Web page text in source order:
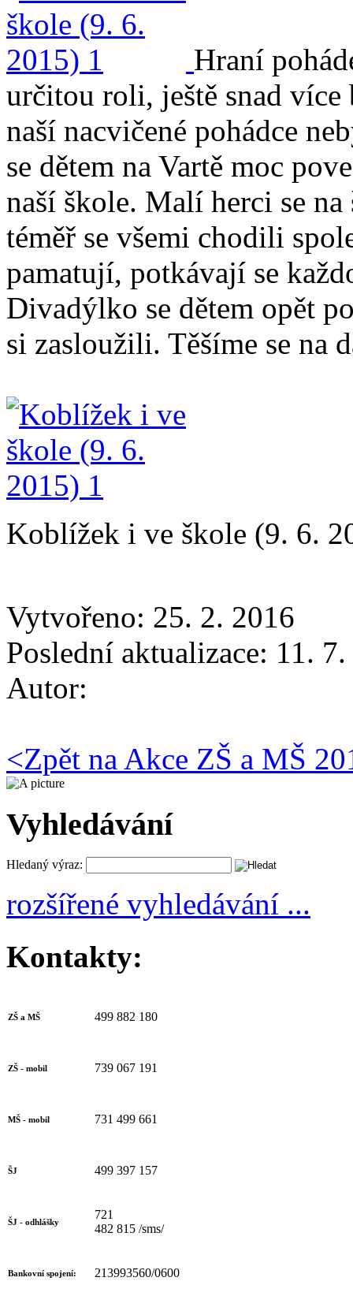
Hraní
určitou roli, ještě snad
naší nacvičené pohádce
se dětem na Vartě moc
naší škole. Malí herci se
téměř se všemi chodili
pamatují, potkávají se
Divadýlko se dětem opět
si zasloužili. Těšíme se na
Koblížek i ve škole (9. 6.
Vytvořeno: 25. 2. 2016
Poslední aktualizace: 11.
Autor:
<Zpět na Akce ZŠ a MŠ
Vyhledávání
Hledaný výraz:
rozšířené vyhledávání ...
Kontakty:
ZŠ a MŠ 499 882 180
ZŠ - mobil 739 067 191
MŠ - mobil 731 499 661
ŠJ 499 397 157
ŠJ - odhlášky
721
482 815 /sms/
Bankovní spojení: 213993560/0600